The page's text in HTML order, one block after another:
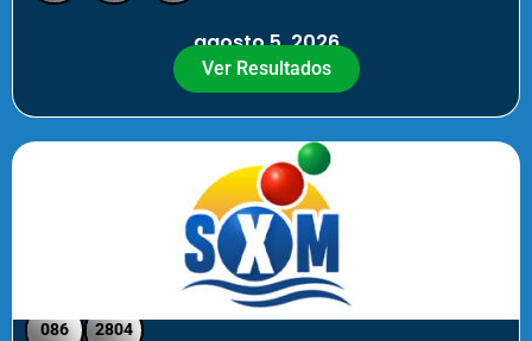
agosto 5, 2026
Ver Resultados
SXM Medio día - Pick 3 Pick 4
086 2804